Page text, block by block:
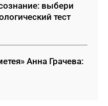
выбери
тест
Анна Грачева: